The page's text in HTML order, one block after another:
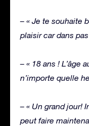
– « Je te souhaite
plaisir car dans
– « 18 ans ! L’âge
n’importe quelle
– « Un grand jour!
peut faire